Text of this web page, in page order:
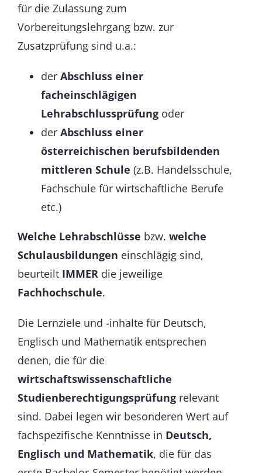
für die Zulassung zum
Vorbereitungslehrgang bzw. zur
Zusatzprüfung sind u.a.:
der Abschluss einer
facheinschlägigen
Lehrabschlussprüfungoder
der Abschluss einer
österreichischen berufsbildenden
mittleren Schule (z.B. Handelsschule,
Fachschule für wirtschaftliche Berufe
etc.)
Welche Lehrabschlüsse bzw. welche
Schulausbildungen einschlägig sind,
beurteilt IMMERdie jeweilige
Fachhochschule.
Die Lernziele und -inhalte für Deutsch,
Englisch und Mathematik entsprechen
denen, die für die
wirtschaftswissenschaftliche
Studienberechtigungsprüfungrelevant
sind. Dabei legen wir besonderen Wert auf
fachspezifische Kenntnisse in Deutsch,
Englisch und Mathematik, die für das